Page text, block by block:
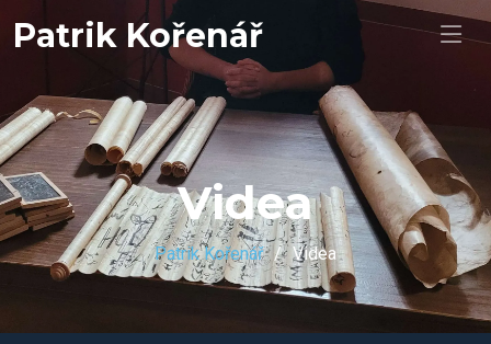
Patrik Kořenář
Videa
Patrik Kořenář Videa